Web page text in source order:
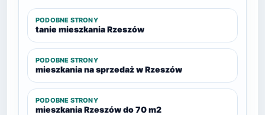
PODOBNE STRONY
tanie mieszkania Rzeszów
PODOBNE STRONY
mieszkania na sprzedaż w Rzeszów
PODOBNE STRONY
mieszkania Rzeszów do 70 m2